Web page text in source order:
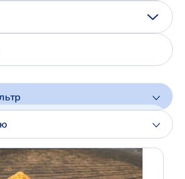
нам в Телеграм
294-91-85
702-09-76